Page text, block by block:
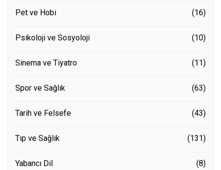
Pet ve Hobi (16)
Psikoloji ve Sosyoloji (10)
Sinema ve Tiyatro (11)
Spor ve Sağlık (63)
Tarih ve Felsefe (43)
Tıp ve Sağlık (131)
Yabancı Dil (8)